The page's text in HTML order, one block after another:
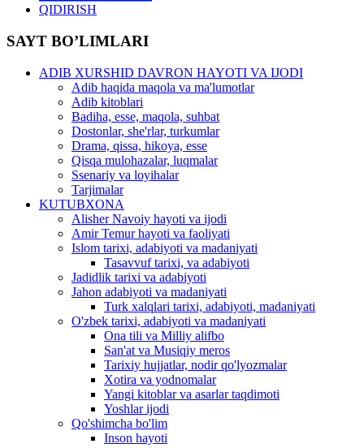
QIDIRISH
SAYT BO’LIMLARI
ADIB XURSHID DAVRON HAYOTI VA IJODI
Adib haqida maqola va ma'lumotlar
Adib kitoblari
Badiha, esse, maqola, suhbat
Dostonlar, she'rlar, turkumlar
Drama, qissa, hikoya, esse
Qisqa mulohazalar, luqmalar
Ssenariy va loyihalar
Tarjimalar
KUTUBXONA
Alisher Navoiy hayoti va ijodi
Amir Temur hayoti va faoliyati
Islom tarixi, adabiyoti va madaniyati
Tasavvuf tarixi, va adabiyoti
Jadidlik tarixi va adabiyoti
Jahon adabiyoti va madaniyati
Turk xalqlari tarixi, adabiyoti, madaniyati
O'zbek tarixi, adabiyoti va madaniyati
Ona tili va Milliy alifbo
San'at va Musiqiy meros
Tarixiy hujjatlar, nodir qo'lyozmalar
Xotira va yodnomalar
Yangi kitoblar va asarlar taqdimoti
Yoshlar ijodi
Qo'shimcha bo'lim
Inson hayoti